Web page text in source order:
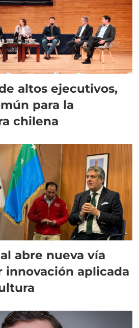
altos ejecutivos,
para la
chilena
abre nueva vía
innovación aplicada